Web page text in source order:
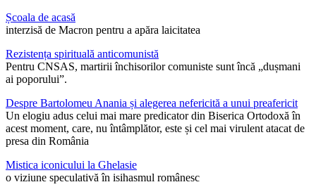
Școala de acasă
interzisă de Macron pentru a apăra laicitatea
Rezistența spirituală anticomunistă
Pentru CNSAS, martirii închisorilor comuniste sunt încă „dușmani
ai poporului”.
Despre Bartolomeu Anania și alegerea nefericită a unui preafericit
Un elogiu adus celui mai mare predicator din Biserica Ortodoxă în
acest moment, care, nu întâmplător, este și cel mai virulent atacat de
presa din România
Mistica iconicului la Ghelasie
o viziune speculativă în isihasmul românesc